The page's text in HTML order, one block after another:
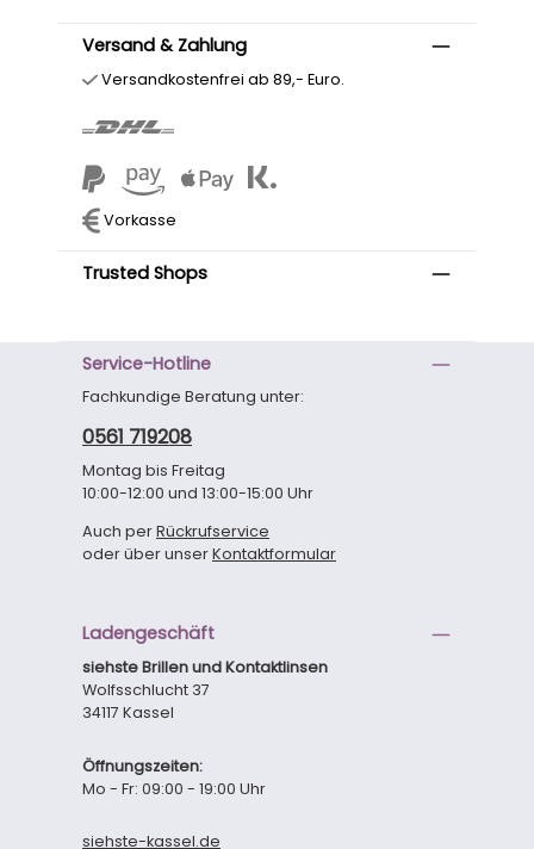
Versand & Zahlung
Versandkostenfrei ab 89,- Euro.
Vorkasse
Trusted Shops
Service-Hotline
Fachkundige Beratung unter:
0561 719208
Montag bis Freitag
10:00-12:00 und 13:00-15:00 Uhr
Auch perRückrufservice
oder über unserKontaktformular
Ladengeschäft
siehste Brillen und Kontaktlinsen
Wolfsschlucht 37
34117 Kassel
Öffnungszeiten:
Mo - Fr: 09:00 - 19:00 Uhr
siehste-kassel.de